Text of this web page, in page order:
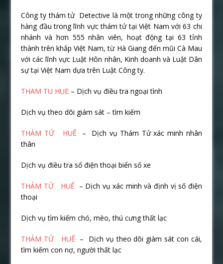
Công ty thám tử Detective là một trong những công ty
hàng đầu trong lĩnh vực thám tử tại Việt Nam với 63 chi
nhánh và hơn 555 nhân viên, hoạt động tại 63 tỉnh
thành trên khắp Việt Nam, từ Hà Giang đến mũi Cà Mau
với các lĩnh vực Luật Hôn nhân, Kinh doanh và Luật Dân
sự tại Việt Nam dựa trên Luật Công ty.
THAM TU HUE – Dịch vụ điều tra ngoại tình
Dịch vụ theo dõi giám sát – tìm kiếm
THÁM TỬ HUẾ – Dịch vụ Thám Tử xác minh nhân
thân
Dịch vụ điều tra số điện thoại biển số xe
THÁM TỬ HUẾ – Dịch vụ xác minh và định vị số điện
thoại
Dịch vụ tìm kiếm chó, mèo, thú cưng thất lạc
THÁM TỬ HUẾ – Dịch vụ theo dõi giàm sát con cái,
tìm kiếm con nợ, người thất lạc